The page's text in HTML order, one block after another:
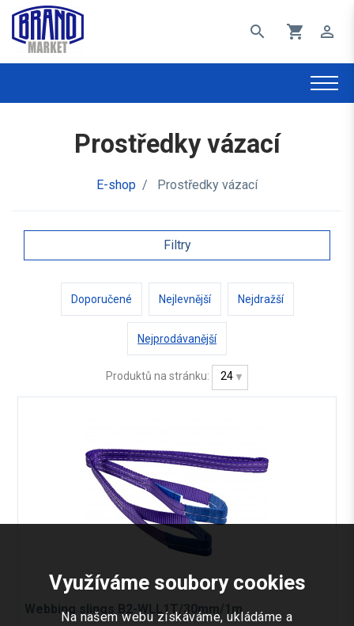
search shopping_cart perm_identity
Prostředky vázací
E-shop / Prostředky vázací
Filtry
Doporučené Nejlevnější Nejdražší
Nejprodávanější
Produktů na stránku: 24
Webbing slings B2-WLL1T/30mm/1m
Využíváme soubory cookies
Na našem webu získáváme, ukládáme a